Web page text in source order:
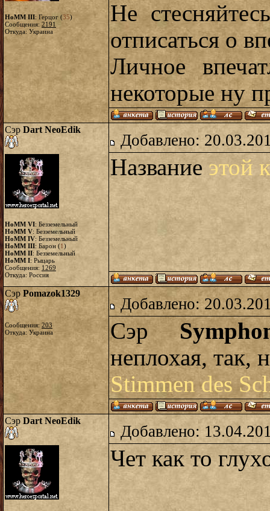
HoMM III: Герцог (35)
Сообщения: 2191
Откуда: Украина
Не
отписаться о
Личное
некоторые ну
Сэр Dart NeoEdik
HoMM VI: Безземельный
HoMM V: Безземельный
HoMM IV: Безземельный
HoMM III: Барон (1)
HoMM II: Безземельный
HoMM I: Рыцарь
Сообщения: 1269
Откуда: Россия
Добавлено:
Название этой
Сэр Pomazok1329
Сообщения: 203
Откуда: Украина
Добавлено:
Сэр
неплохая, так,
Stimmen des
Сэр Dart NeoEdik
Добавлено:
Чет как то